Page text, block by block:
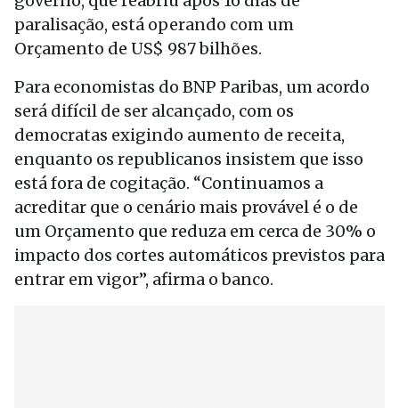
paralisação, está operando com um
Orçamento de US$ 987 bilhões.
Para economistas do BNP Paribas, um acordo
será difícil de ser alcançado, com os
democratas exigindo aumento de receita,
enquanto os republicanos insistem que isso
está fora de cogitação. “Continuamos a
acreditar que o cenário mais provável é o de
um Orçamento que reduza em cerca de 30% o
impacto dos cortes automáticos previstos para
entrar em vigor”, afirma o banco.